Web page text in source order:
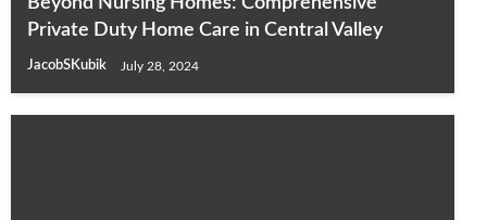
Private Duty Home Care in Central Valley
JacobSKubik July 28, 2024